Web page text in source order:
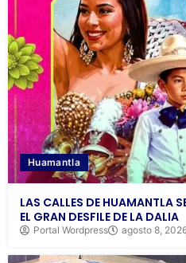
Huamantla
LAS CALLES DE HUAMANTLA
EL GRAN DESFILE DE LA DALIA
Portal Wordpress agosto 8,